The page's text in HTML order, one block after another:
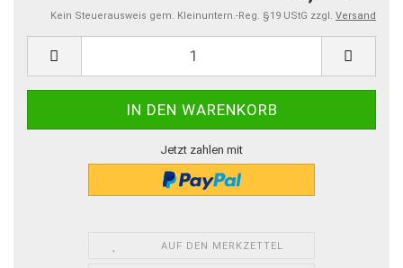
Kein Steuerausweis gem. Kleinuntern.-Reg. §19 UStG zzgl. Versand
Jetzt zahlen mit
AUF DEN MERKZETTEL